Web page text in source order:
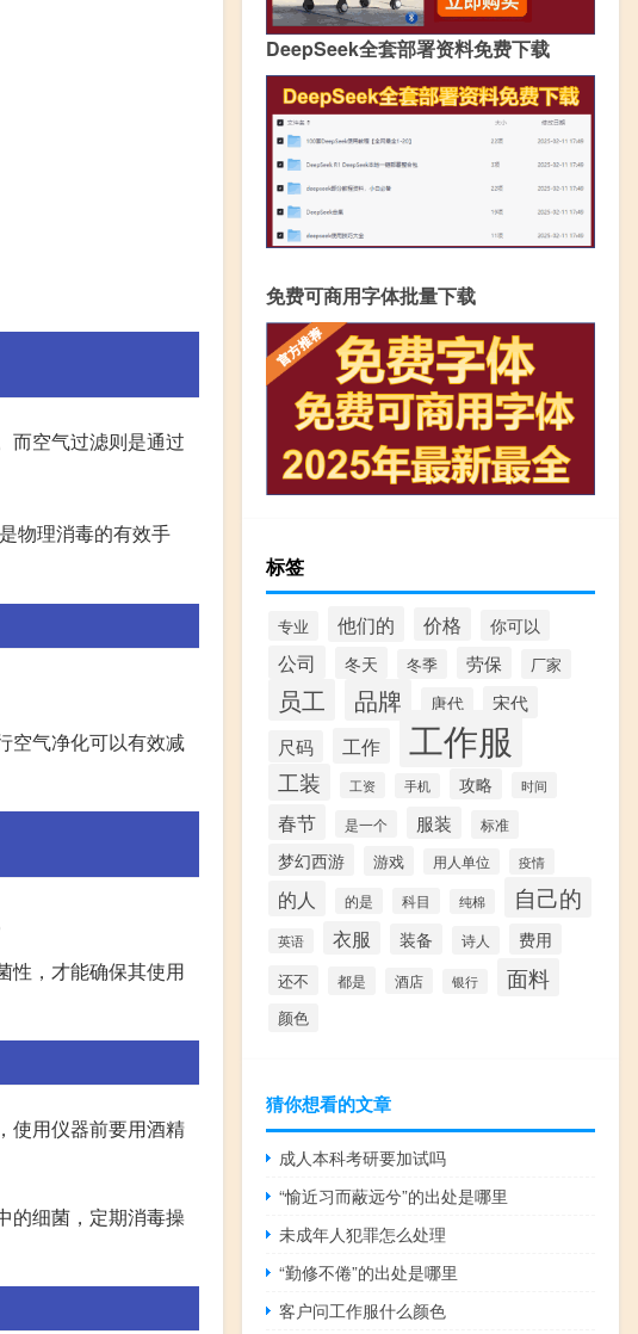
而空气过滤则是通过
物理消毒的有效手
空气净化可以有效减
性，才能确保其使用
使用仪器前要用酒精
的细菌，定期消毒操
DeepSeek全套部署资料免费下载
免费可商用字体批量下载
标签
专业 他们的 价格 你可以
公司 冬天 冬季 劳保 厂家
员工 品牌 唐代
宋代
尺码
工作 工作服
工装 工资 手机 攻略 时间
春节 是一个 服装 标准
梦幻西游 游戏 用人单位 疫情
的人 的是 科目 纯棉 自己的
英语 衣服 装备 诗人 费用
还不 都是 酒店 银行 面料
颜色
猜你想看的文章
成人本科考研要加试吗
“愉近习而蔽远兮”的出处是哪里
未成年人犯罪怎么处理
“勤修不倦”的出处是哪里
客户问工作服什么颜色